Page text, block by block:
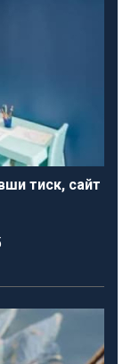
тиск, сайт